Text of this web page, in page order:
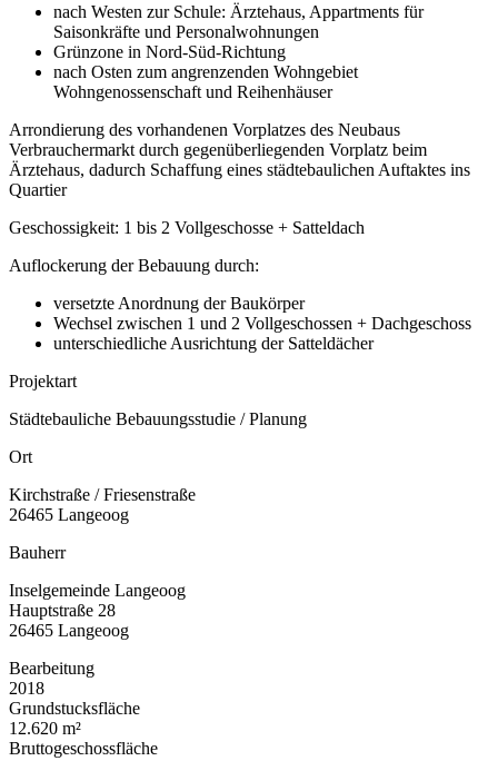
nach Westen zur Schule: Ärztehaus, Appartments für
Saisonkräfte und Personalwohnungen
Grünzone in Nord-Süd-Richtung
nach Osten zum angrenzenden Wohngebiet
Wohngenossenschaft und Reihenhäuser
Arrondierung des vorhandenen Vorplatzes des Neubaus
Verbrauchermarkt durch gegenüberliegenden Vorplatz beim
Ärztehaus, dadurch Schaffung eines städtebaulichen Auftaktes ins
Quartier
Geschossigkeit: 1 bis 2 Vollgeschosse + Satteldach
Auflockerung der Bebauung durch:
versetzte Anordnung der Baukörper
Wechsel zwischen 1 und 2 Vollgeschossen + Dachgeschoss
unterschiedliche Ausrichtung der Satteldächer
Projektart
Städtebauliche Bebauungsstudie / Planung
Ort
Kirchstraße / Friesenstraße
26465 Langeoog
Bauherr
Inselgemeinde Langeoog
Hauptstraße 28
26465 Langeoog
Bearbeitung
2018
Grundstucksfläche
12.620 m²
Bruttogeschossfläche